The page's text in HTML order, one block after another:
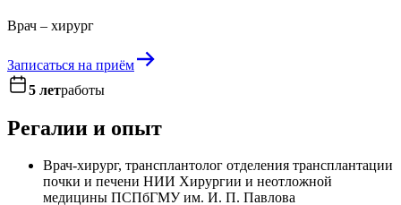
Врач – хирург
Записаться на приём
5 летработы
Регалии и опыт
Врач-хирург, трансплантолог отделения трансплантации
почки и печени НИИ Хирургии и неотложной
медицины ПСПбГМУ им. И. П. Павлова